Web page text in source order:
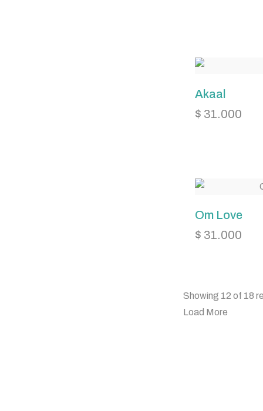
Akaal
$ 31.000
Om Love
$ 31.000
Showing 12 of 18
Load More